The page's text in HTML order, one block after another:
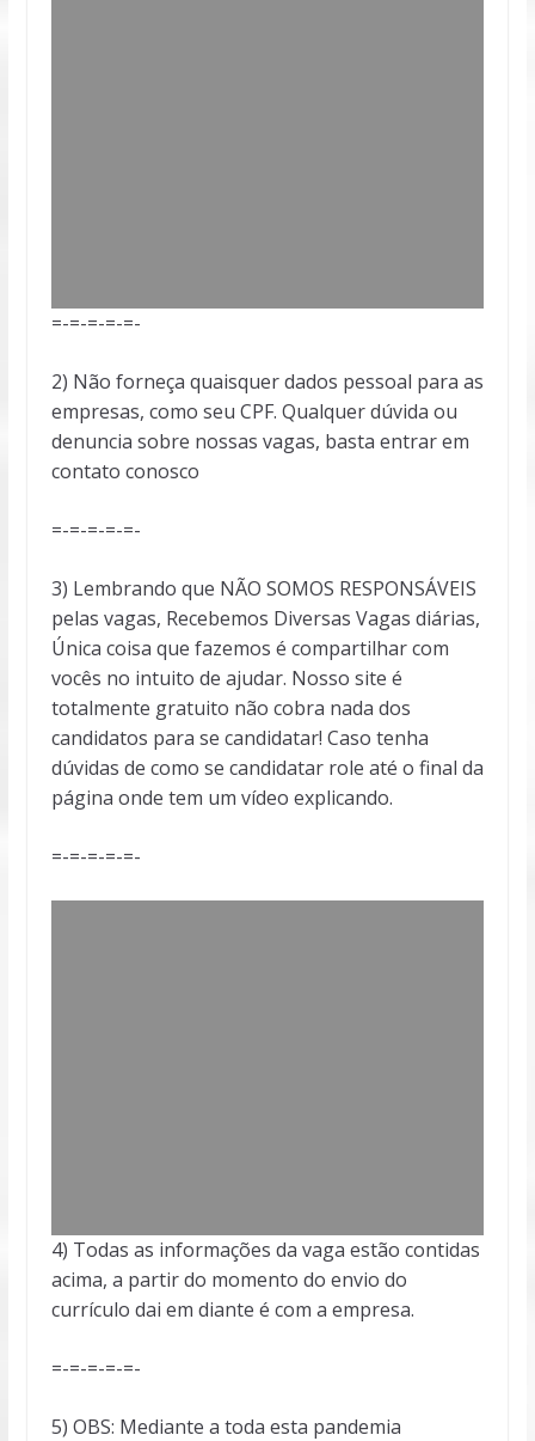
=-=-=-=-=-
2) Não forneça quaisquer dados pessoal para as
empresas, como seu CPF. Qualquer dúvida ou
denuncia sobre nossas vagas, basta entrar em
contato conosco
=-=-=-=-=-
3) Lembrando que NÃO SOMOS RESPONSÁVEIS
pelas vagas, Recebemos Diversas Vagas diárias,
Única coisa que fazemos é compartilhar com
vocês no intuito de ajudar. Nosso site é
totalmente gratuito não cobra nada dos
candidatos para se candidatar! Caso tenha
dúvidas de como se candidatar role até o final da
página onde tem um vídeo explicando.
=-=-=-=-=-
4) Todas as informações da vaga estão contidas
acima, a partir do momento do envio do
currículo dai em diante é com a empresa.
=-=-=-=-=-
5) OBS: Mediante a toda esta pandemia